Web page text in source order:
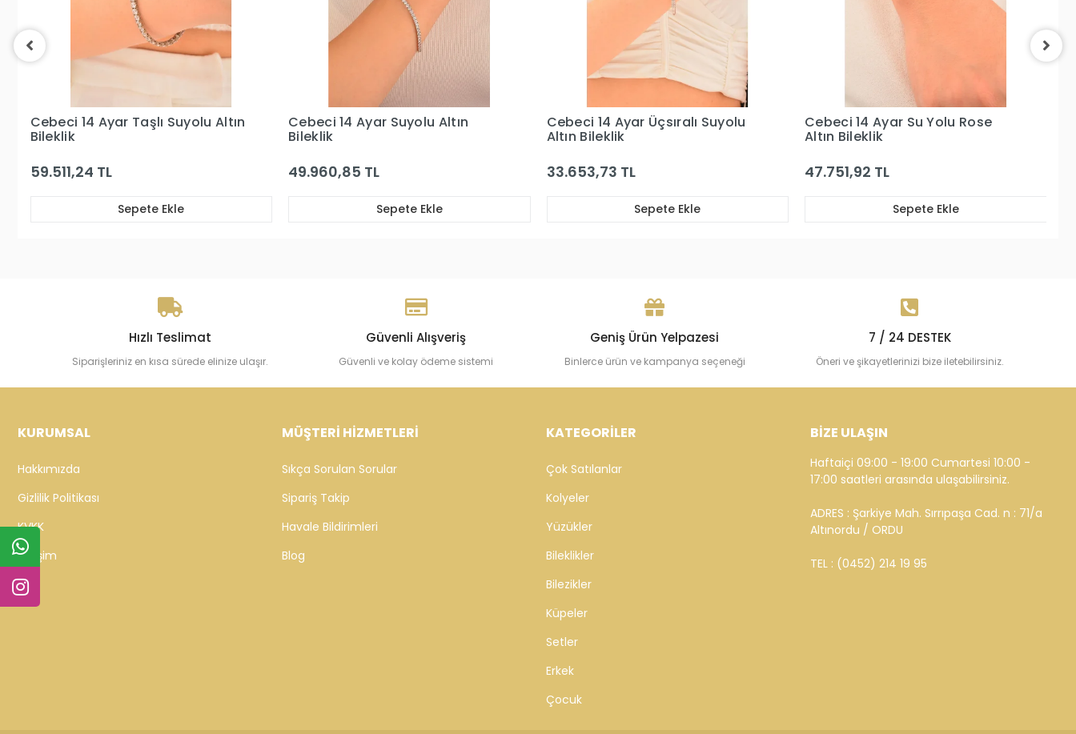
Cebeci 14 Ayar Suyolu Altın
Bileklik
49.960,85 TL
Sepete Ekle
Cebeci 14 Ayar Üçsıralı Suyolu
Altın Bileklik
33.653,73 TL
Sepete Ekle
Cebeci 14 Ayar Su Yolu Rose
Altın Bileklik
47.751,92 TL
Sepete Ekle
Cebeci 14 Ayar Beyaz Altın
Sırataşlı Altın Bileklik
16.956,80 TL
Sepete Ekle
Hızlı Teslimat
Siparişleriniz en kısa sürede elinize ulaşır.
Güvenli Alışveriş
Güvenli ve kolay ödeme sistemi
Geniş Ürün Yelpazesi
Binlerce ürün ve kampanya seçeneği
7 / 24 DESTEK
Öneri ve şikayetlerinizi bize iletebilirsiniz.
KURUMSAL
Hakkımızda
Gizlilik Politikası
KVKK
İletişim
MÜŞTERİ HİZMETLERİ
Sıkça Sorulan Sorular
Sipariş Takip
Havale Bildirimleri
Blog
KATEGORİLER
Çok Satılanlar
Kolyeler
Yüzükler
Bileklikler
Bilezikler
Küpeler
Setler
Erkek
Çocuk
BİZE ULAŞIN
Haftaiçi 09:00 - 19:00 Cumartesi 10:00 -
17:00 saatleri arasında ulaşabilirsiniz.
ADRES : Şarkiye Mah. Sırrıpaşa Cad. n : 71/a
Altınordu / ORDU
TEL : (0452) 214 19 95